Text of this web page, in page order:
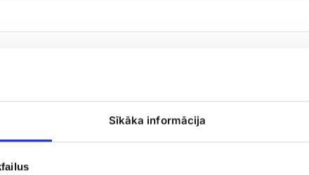
Sīkāka informācija